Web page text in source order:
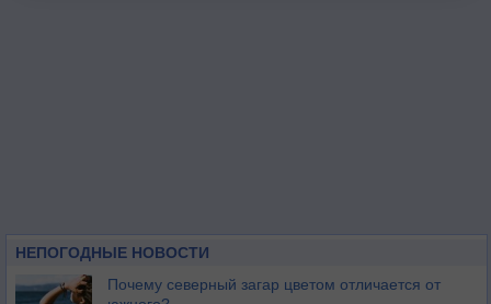
НЕПОГОДНЫЕ НОВОСТИ
Почему северный загар цветом отличается от